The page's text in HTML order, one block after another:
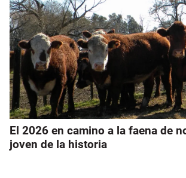
El 2026 en camino a la faena de
joven de la historia